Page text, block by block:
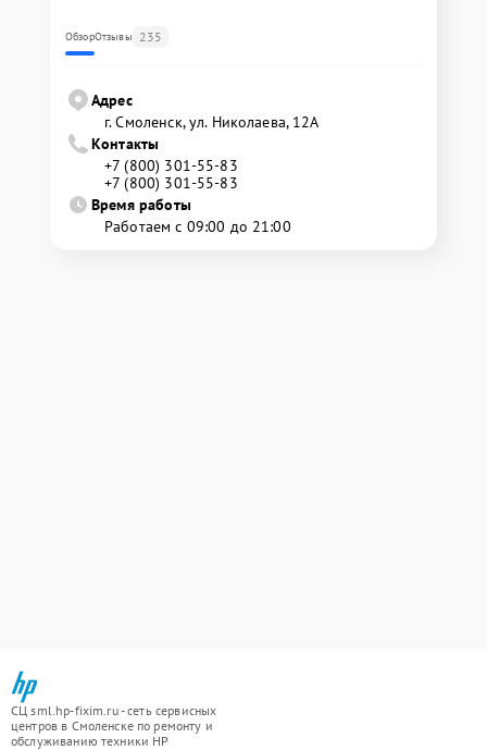
ОбзорОтзывы 235
Адрес
г. Смоленск, ул. Николаева, 12А
Контакты
+7 (800) 301-55-83
+7 (800) 301-55-83
Время работы
Работаем с 09:00 до 21:00
СЦ sml.hp-fixim.ru - сеть сервисных
центров в Смоленске по ремонту и
обслуживанию техники HP